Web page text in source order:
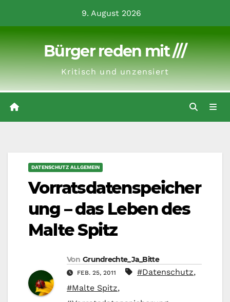
9. August 2026
Bürger reden mit ///
Kritisch und unzensiert
DATENSCHUTZ ALLGEMEIN
Vorratsdatenspeicher
ung – das Leben des
Malte Spitz
Von Grundrechte_Ja_Bitte
FEB. 25, 2011 #Datenschutz,
#Malte Spitz,